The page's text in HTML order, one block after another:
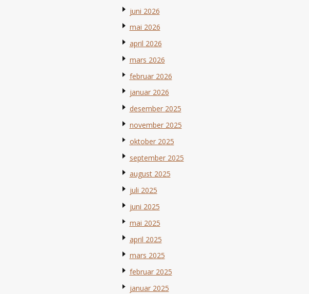
juni 2026
mai 2026
april 2026
mars 2026
februar 2026
januar 2026
desember 2025
november 2025
oktober 2025
september 2025
august 2025
juli 2025
juni 2025
mai 2025
april 2025
mars 2025
februar 2025
januar 2025